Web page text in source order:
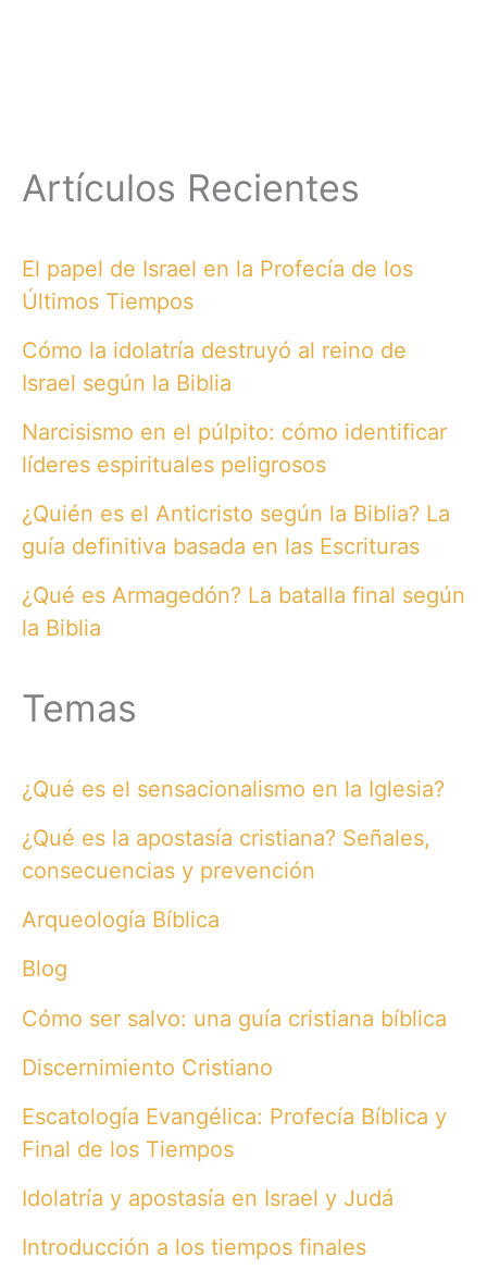
Artículos Recientes
El papel de Israel en la Profecía de los
Últimos Tiempos
Cómo la idolatría destruyó al reino de
Israel según la Biblia
Narcisismo en el púlpito: cómo identificar
líderes espirituales peligrosos
¿Quién es el Anticristo según la Biblia? La
guía definitiva basada en las Escrituras
¿Qué es Armagedón? La batalla final según
la Biblia
Temas
¿Qué es el sensacionalismo en la Iglesia?
¿Qué es la apostasía cristiana? Señales,
consecuencias y prevención
Arqueología Bíblica
Blog
Cómo ser salvo: una guía cristiana bíblica
Discernimiento Cristiano
Escatología Evangélica: Profecía Bíblica y
Final de los Tiempos
Idolatría y apostasía en Israel y Judá
Introducción a los tiempos finales